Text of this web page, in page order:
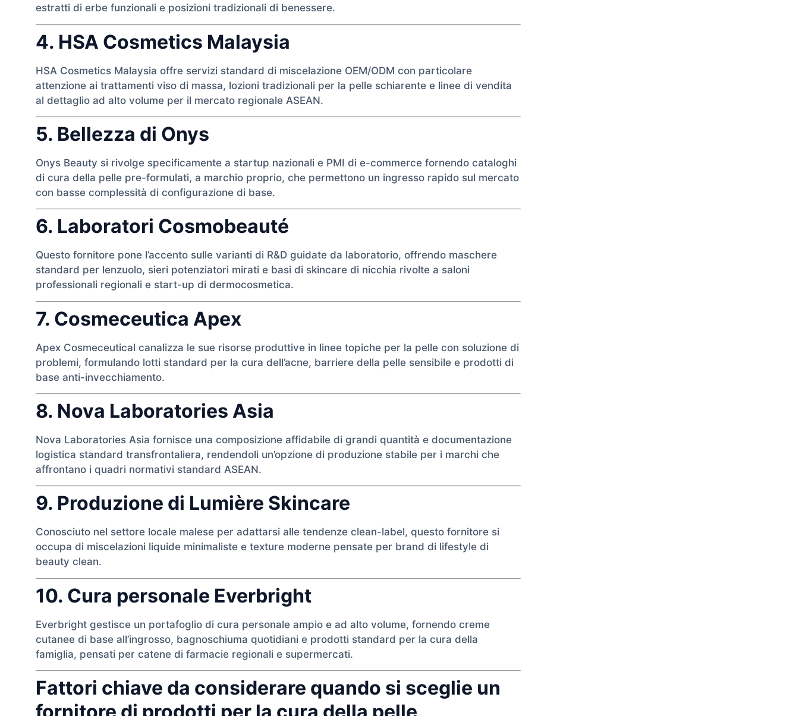
estratti di erbe funzionali e posizioni tradizionali di benessere.
4. HSA Cosmetics Malaysia
HSA Cosmetics Malaysia offre servizi standard di miscelazione OEM/ODM con particolare
attenzione ai trattamenti viso di massa, lozioni tradizionali per la pelle schiarente e linee di vendita
al dettaglio ad alto volume per il mercato regionale ASEAN.
5. Bellezza di Onys
Onys Beauty si rivolge specificamente a startup nazionali e PMI di e-commerce fornendo cataloghi
di cura della pelle pre-formulati, a marchio proprio, che permettono un ingresso rapido sul mercato
con basse complessità di configurazione di base.
6. Laboratori Cosmobeauté
Questo fornitore pone l’accento sulle varianti di R&D guidate da laboratorio, offrendo maschere
standard per lenzuolo, sieri potenziatori mirati e basi di skincare di nicchia rivolte a saloni
professionali regionali e start-up di dermocosmetica.
7. Cosmeceutica Apex
Apex Cosmeceutical canalizza le sue risorse produttive in linee topiche per la pelle con soluzione di
problemi, formulando lotti standard per la cura dell’acne, barriere della pelle sensibile e prodotti di
base anti-invecchiamento.
8. Nova Laboratories Asia
Nova Laboratories Asia fornisce una composizione affidabile di grandi quantità e documentazione
logistica standard transfrontaliera, rendendoli un’opzione di produzione stabile per i marchi che
affrontano i quadri normativi standard ASEAN.
9. Produzione di Lumière Skincare
Conosciuto nel settore locale malese per adattarsi alle tendenze clean-label, questo fornitore si
occupa di miscelazioni liquide minimaliste e texture moderne pensate per brand di lifestyle di
beauty clean.
10. Cura personale Everbright
Everbright gestisce un portafoglio di cura personale ampio e ad alto volume, fornendo creme
cutanee di base all’ingrosso, bagnoschiuma quotidiani e prodotti standard per la cura della
famiglia, pensati per catene di farmacie regionali e supermercati.
Fattori chiave da considerare quando si sceglie un